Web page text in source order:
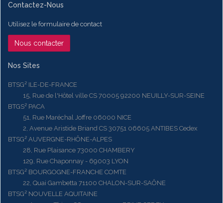
Contactez-Nous
Utilisez le formulaire de contact
Nous contacter
Nos Sites
BTSG² ILE-DE-FRANCE
15, Rue de l'Hôtel ville CS 70005 92200 NEUILLY-SUR-SEINE
BTGS² PACA
51, Rue Maréchal Joffre 06000 NICE
2, Avenue Aristide Briand CS 30751 06605 ANTIBES Cedex
BTSG² AUVERGNE-RHÔNE-ALPES
28, Rue Plaisance 73000 CHAMBERY
129, Rue Chaponnay - 69003 LYON
BTSG² BOURGOGNE-FRANCHE COMTE
22, Quai Gambetta 71100 CHALON-SUR-SAÔNE
BTSG² NOUVELLE AQUITAINE